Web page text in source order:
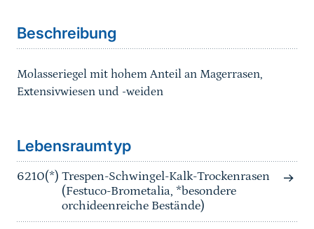
Beschreibung
Molasseriegel mit hohem Anteil an Magerrasen,
Extensivwiesen und -weiden
Lebensraumtyp
6210(*) Trespen-Schwingel-Kalk-Trockenrasen
(Festuco-Brometalia, *besondere
orchideenreiche Bestände)